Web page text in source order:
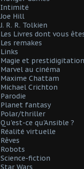
Intimité
Joe Hill
J. R. R. Tolkien
Les Livres dont vous
Les remakes
Links
Magie et prestidigitation
Marvel au cinéma
Maxime Chattam
Michael Crichton
Parodie
Planet fantasy
Polar/thriller
Qu'est-ce qu'Ansible ?
Réalité virtuelle
Rêves
Robots
Science-fiction
Star Wars